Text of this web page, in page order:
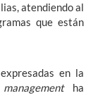
atendiendo al
que están
en la
managementha